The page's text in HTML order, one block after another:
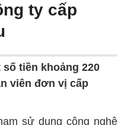
ty cấp
tiền khoảng 220
viên đơn vị cấp
sử dụng công nghệ